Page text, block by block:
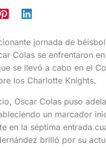
jornada de
Colas se enfrentaron
se llevó a cabo en el
los Charlotte Knights.
Oscar Colas puso
un marcador
en la séptima entrada
brilló por su